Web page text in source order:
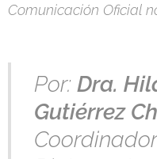
Comunicación Oficial
Por: Dra.
Gutiérrez